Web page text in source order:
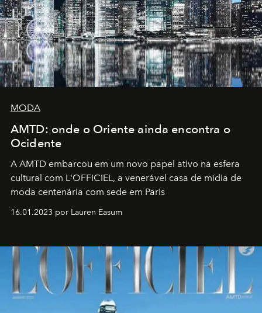
MODA
AMTD: onde o Oriente ainda encontra o
Ocidente
A AMTD embarcou em um novo papel ativo na esfera
cultural com L'OFFICIEL, a venerável casa de mídia de
moda centenária com sede em Paris
16.01.2023 por Lauren Easum